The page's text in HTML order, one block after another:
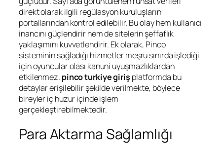
direkt olarak ilgili regülasyon kuruluşların
portallarından kontrol edilebilir. Bu olay hem kullanıcı
inancını güçlendirir hem de sitelerin şeffaflık
yaklaşımını kuvvetlendirir. Ek olarak, Pinco
sisteminin sağladığı hizmetler meşru sınırda işlediği
için oyuncular olası kanuni uyuşmazlıklardan
etkilenmez. pinco turkiye giriş platformda bu
detaylar erişilebilir şekilde verilmekte, böylece
bireyler iç huzur içinde işlem
gerçekleştirebilmektedir.
Para Aktarma Sağlamlığı